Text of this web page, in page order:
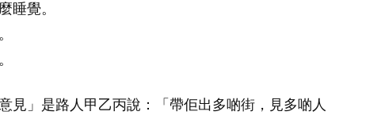
睡覺。
見」是路人甲乙丙說：「帶佢出多啲街，見多啲人